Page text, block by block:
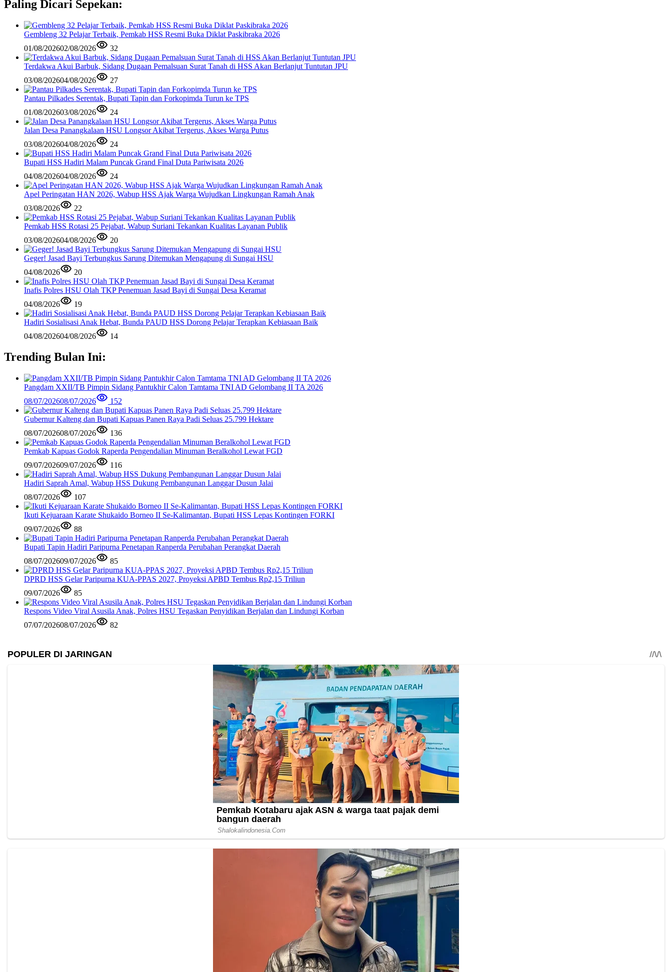
Paling Dicari Sepekan:
Gembleng 32 Pelajar Terbaik, Pemkab HSS Resmi Buka Diklat Paskibraka 2026
01/08/202602/08/2026 32
Terdakwa Akui Barbuk, Sidang Dugaan Pemalsuan Surat Tanah di HSS Akan Berlanjut Tuntutan JPU
03/08/202604/08/2026 27
Pantau Pilkades Serentak, Bupati Tapin dan Forkopimda Turun ke TPS
01/08/202603/08/2026 24
Jalan Desa Panangkalaan HSU Longsor Akibat Tergerus, Akses Warga Putus
03/08/202604/08/2026 24
Bupati HSS Hadiri Malam Puncak Grand Final Duta Pariwisata 2026
04/08/202604/08/2026 24
Apel Peringatan HAN 2026, Wabup HSS Ajak Warga Wujudkan Lingkungan Ramah Anak
03/08/2026
22
Pemkab HSS Rotasi 25 Pejabat, Wabup Suriani Tekankan Kualitas Layanan Publik
03/08/202604/08/2026 20
Geger! Jasad Bayi Terbungkus Sarung Ditemukan Mengapung di Sungai HSU
04/08/2026
20
Inafis Polres HSU Olah TKP Penemuan Jasad Bayi di Sungai Desa Keramat
04/08/2026
19
Hadiri Sosialisasi Anak Hebat, Bunda PAUD HSS Dorong Pelajar Terapkan Kebiasaan Baik
04/08/202604/08/2026 14
Trending Bulan Ini:
Pangdam XXII/TB Pimpin Sidang Pantukhir Calon Tamtama TNI AD Gelombang II TA 2026
08/07/202608/07/2026 152
Gubernur Kalteng dan Bupati Kapuas Panen Raya Padi Seluas 25.799 Hektare
08/07/202608/07/2026 136
Pemkab Kapuas Godok Raperda Pengendalian Minuman Beralkohol Lewat FGD
09/07/202609/07/2026 116
Hadiri Saprah Amal, Wabup HSS Dukung Pembangunan Langgar Dusun Jalai
08/07/2026
107
Ikuti Kejuaraan Karate Shukaido Borneo II Se-Kalimantan, Bupati HSS Lepas Kontingen FORKI
09/07/2026
88
Bupati Tapin Hadiri Paripurna Penetapan Ranperda Perubahan Perangkat Daerah
08/07/202609/07/2026 85
DPRD HSS Gelar Paripurna KUA-PPAS 2027, Proyeksi APBD Tembus Rp2,15 Triliun
09/07/2026
85
Respons Video Viral Asusila Anak, Polres HSU Tegaskan Penyidikan Berjalan dan Lindungi Korban
07/07/202608/07/2026 82